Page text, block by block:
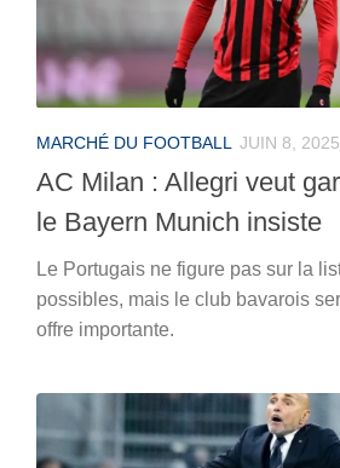
MARCHÉ DU FOOTBALL JUIN 8, 2025
AC Milan : Allegri veut
le Bayern Munich insiste
Le Portugais ne figure pas sur la
possibles, mais le club bavarois
offre importante.